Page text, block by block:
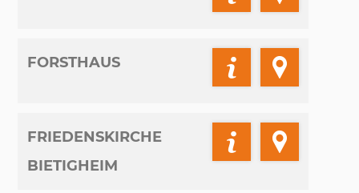
FORSTHAUS
FRIEDENSKIRCHE
BIETIGHEIM